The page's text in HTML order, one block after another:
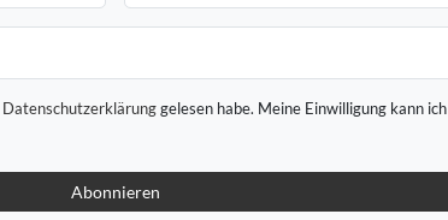
Daten­schutz­erklärunggelesen habe. Meine Einwilligung kann ich
Abonnieren